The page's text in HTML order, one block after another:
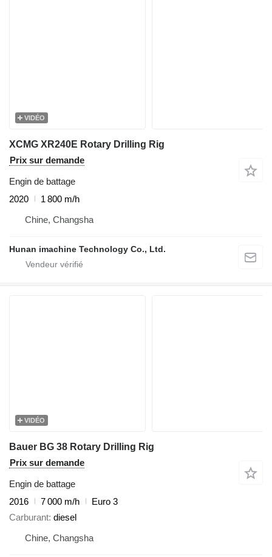
VIDÉO
XCMG XR240E Rotary Drilling Rig
Prix sur demande
Engin de battage
2020
1 800 m/h
Chine, Changsha
Hunan imachine Technology Co., Ltd.
VIDÉO
Bauer BG 38 Rotary Drilling Rig
Prix sur demande
Engin de battage
2016
7 000 m/h
Euro 3
Carburant diesel
Chine, Changsha